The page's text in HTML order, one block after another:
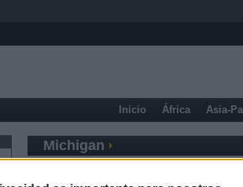
Inicio África Asia-
Michigan